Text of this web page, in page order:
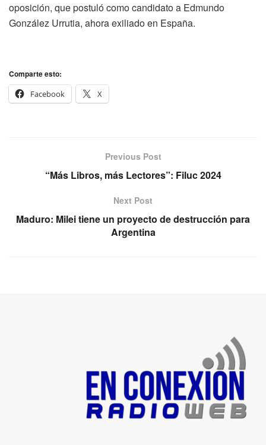
oposición, que postuló como candidato a Edmundo
González Urrutia, ahora exiliado en España.
Comparte esto:
Facebook
X
Previous Post
“Más Libros, más Lectores”: Filuc 2024
Next Post
Maduro: Milei tiene un proyecto de destrucción para
Argentina